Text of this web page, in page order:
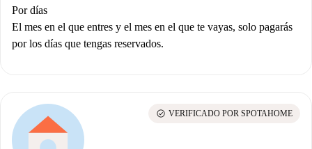
Por días
El mes en el que entres y el mes en el que te vayas, solo pagarás
por los días que tengas reservados.
check_circle VERIFICADO POR SPOTAHOME